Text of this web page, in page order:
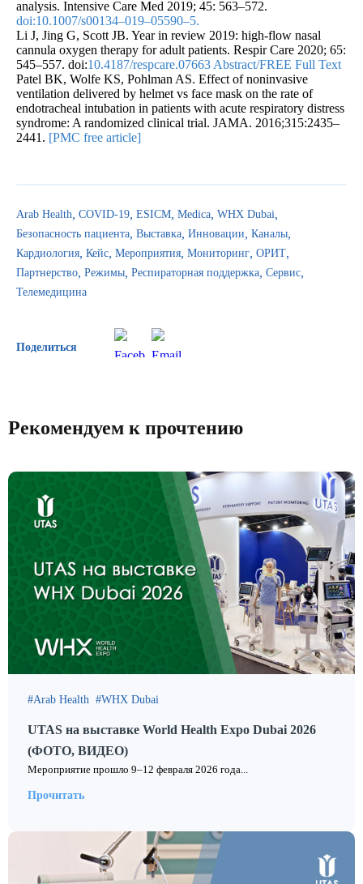
analysis. Intensive Care Med 2019; 45: 563–572.
doi:10.1007/s00134–019–05590–5.
Li J, Jing G, Scott JB. Year in review 2019: high-flow nasal
cannula oxygen therapy for adult patients. Respir Care 2020; 65:
545–557. doi:10.4187/respcare.07663 Abstract/FREE Full Text
Patel BK, Wolfe KS, Pohlman AS. Effect of noninvasive
ventilation delivered by helmet vs face mask on the rate of
endotracheal intubation in patients with acute respiratory distress
syndrome: A randomized clinical trial. JAMA. 2016;315:2435–
2441. [PMC free article]
Arab Health COVID-19 ESICM Medica WHX Dubai
Безопасность пациента Выставка Инновации Каналы
Кардиология Кейс Мероприятия Мониторинг ОРИТ
Партнерство Режимы Респираторная поддержка Сервис
Телемедицина
Поделиться
Рекомендуем к прочтению
Arab Health WHX Dubai
UTAS на выставке World Health Expo Dubai 2026
(ФОТО, ВИДЕО)
Мероприятие прошло 9–12 февраля 2026 года...
Прочитать